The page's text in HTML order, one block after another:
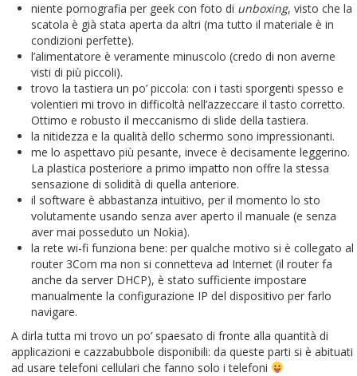
niente pornografia per geek con foto di unboxing, visto che la
scatola è già stata aperta da altri (ma tutto il materiale è in
condizioni perfette).
l’alimentatore è veramente minuscolo (credo di non averne
visti di più piccoli).
trovo la tastiera un po’ piccola: con i tasti sporgenti spesso e
volentieri mi trovo in difficoltà nell’azzeccare il tasto corretto.
Ottimo e robusto il meccanismo di slide della tastiera.
la nitidezza e la qualità dello schermo sono impressionanti.
me lo aspettavo più pesante, invece è decisamente leggerino.
La plastica posteriore a primo impatto non offre la stessa
sensazione di solidità di quella anteriore.
il software è abbastanza intuitivo, per il momento lo sto
volutamente usando senza aver aperto il manuale (e senza
aver mai posseduto un Nokia).
la rete wi-fi funziona bene: per qualche motivo si è collegato al
router 3Com ma non si connetteva ad Internet (il router fa
anche da server DHCP), è stato sufficiente impostare
manualmente la configurazione IP del dispositivo per farlo
navigare.
A dirla tutta mi trovo un po’ spaesato di fronte alla quantità di
applicazioni e cazzabubbole disponibili: da queste parti si è abituati
ad usare telefoni cellulari che fanno solo i telefoni